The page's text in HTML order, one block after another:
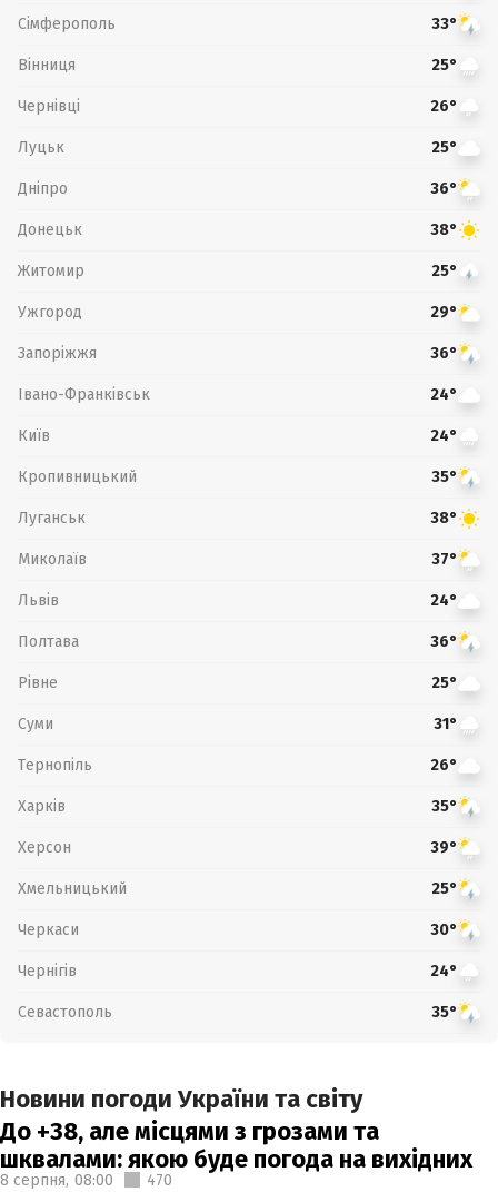
Сімферополь 33°
Вінниця 25°
Чернівці 26°
Луцьк 25°
Дніпро 36°
Донецьк 38°
Житомир 25°
Ужгород 29°
Запоріжжя 36°
Івано-Франківськ 24°
Київ 24°
Кропивницький 35°
Луганськ 38°
Миколаїв 37°
Львів 24°
Полтава 36°
Рівне 25°
Суми 31°
Тернопіль 26°
Харків 35°
Херсон 39°
Хмельницький 25°
Черкаси 30°
Чернігів 24°
Севастополь 35°
Новини погоди України та світу
До +38, але місцями з грозами та
шквалами: якою буде погода на вихідних
8 серпня, 08:00 470